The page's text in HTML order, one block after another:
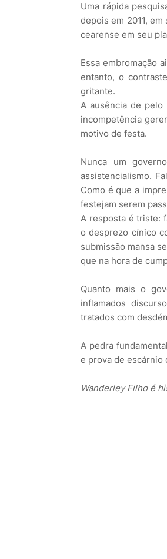
Uma rápida
depois em 2011,
cearense em seu
Essa embromação
entanto, o
gritante.
A ausência de
incompetência
motivo de festa.
Nunca um
assistencialismo.
Como é que a
festejam serem
A resposta é triste:
o desprezo cínico
submissão mansa
que na hora de
Quanto mais o
inflamados
tratados com
A pedra
e prova de escárnio
Wanderley Filho é